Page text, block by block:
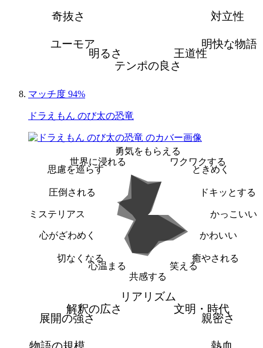
対立性
明快な物語
王道性
テンポの良さ
明るさ
ユーモア
奇抜さ
マッチ度 94%
ドラえもん のび太の恐竜
勇気をもらえる
ワクワクする
ときめく
ドキッとする
かっこいい
かわいい
癒やされる
笑える
共感する
心温まる
切なくなる
心がざわめく
ミステリアス
圧倒される
思慮を巡らす
世界に浸れる
リアリズム
文明・時代
親密さ
展開の強さ
解釈の広さ